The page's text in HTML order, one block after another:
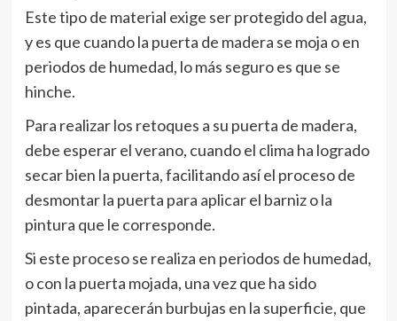
Este tipo de material exige ser protegido del agua,
y es que cuando la puerta de madera se moja o en
periodos de humedad, lo más seguro es que se
hinche.
Para realizar los retoques a su puerta de madera,
debe esperar el verano, cuando el clima ha logrado
secar bien la puerta, facilitando así el proceso de
desmontar la puerta para aplicar el barniz o la
pintura que le corresponde.
Si este proceso se realiza en periodos de humedad,
o con la puerta mojada, una vez que ha sido
pintada, aparecerán burbujas en la superficie, que